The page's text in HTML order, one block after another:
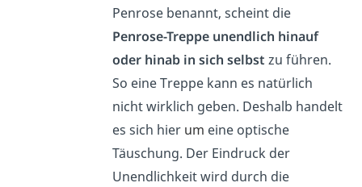
Penrose benannt, scheint die
Penrose-Treppe unendlich hinauf
oder hinab in sich selbst zu führen.
So eine Treppe kann es natürlich
nicht wirklich geben. Deshalb handelt
es sich hier um eine optische
Täuschung. Der Eindruck der
Unendlichkeit wird durch die